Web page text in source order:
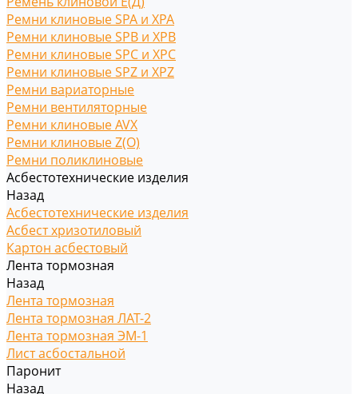
Ремни клиновые SPA и XPA
Ремни клиновые SPB и XPB
Ремни клиновые SPC и XPC
Ремни клиновые SPZ и XPZ
Ремни вариаторные
Ремни вентиляторные
Ремни клиновые AVX
Ремни клиновые Z(O)
Ремни поликлиновые
Асбестотехнические изделия
Назад
Асбестотехнические изделия
Асбест хризотиловый
Картон асбестовый
Лента тормозная
Назад
Лента тормозная
Лента тормозная ЛАТ-2
Лента тормозная ЭМ-1
Лист асбостальной
Паронит
Назад